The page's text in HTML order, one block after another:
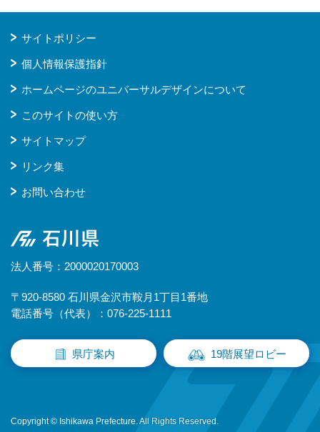
サイトポリシー
個人情報保護指針
ホームページのユニバーサルデザインについて
このサイトの使い方
サイトマップ
リンク集
お問い合わせ
石川県
法人番号：2000020170003
〒920-8580 石川県金沢市鞍月1丁目1番地
電話番号（代表）：076-225-1111
県庁案内 19階展望ロビー
Copyright © Ishikawa Prefecture. All Rights Reserved.